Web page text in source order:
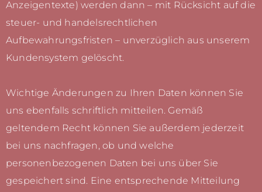
Anzeigentexte) werden dann – mit Rücksicht auf die
steuer- und handelsrechtlichen
Aufbewahrungsfristen – unverzüglich aus unserem
Kundensystem gelöscht.
Wichtige Änderungen zu Ihren Daten können Sie
uns ebenfalls schriftlich mitteilen. Gemäß
geltendem Recht können Sie außerdem jederzeit
bei uns nachfragen, ob und welche
personenbezogenen Daten bei uns über Sie
gespeichert sind. Eine entsprechende Mitteilung